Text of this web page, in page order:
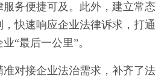
务便捷可及。此外，建立常态
快速响应企业法律诉求，打通
“最后一公里”。
准对接企业法治需求，补齐了法